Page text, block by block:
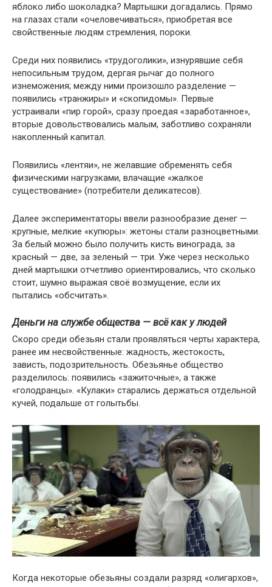
яблоко либо шоколадка? Мартышки догадались. Прямо
на глазах стали «очеловечиваться», приобретая все
свойственные людям стремления, пороки.
Среди них появились «трудоголики», изнурявшие себя
непосильным трудом, дергая рычаг до полного
изнеможения; между ними произошло разделение —
появились «транжиры» и «скопидомы». Первые
устраивали «пир горой», сразу проедая «заработанное»,
вторые довольствовались малым, заботливо сохраняли
накопленный капитал.
Появились «лентяи», не желавшие обременять себя
физическими нагрузками, влачащие «жалкое
существование» (потребители деликатесов).
Далее экспериментаторы ввели разнообразие денег —
крупные, мелкие «купюры»: жетоны стали разноцветными.
За белый можно было получить кисть винограда, за
красный — две, за зеленый — три. Уже через несколько
дней мартышки отчетливо ориентировались, что сколько
стоит, шумно выражая своё возмущение, если их
пытались «обсчитать».
Деньги на службе общества — всё как у людей
Скоро среди обезьян стали проявляться черты характера,
ранее им несвойственные: жадность, жестокость,
зависть, подозрительность. Обезьянье общество
разделилось: появились «зажиточные», а также
«голодранцы». «Кулаки» старались держаться отдельной
кучей, подальше от голытьбы.
Когда некоторые обезьяны создали разряд «олигархов»,